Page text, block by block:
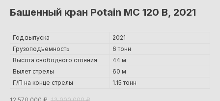
Башенный кран Potain MC 120 B, 2021
Год выпуска
2021
Грузоподъемность
6 тонн
Высота свободного стояния
44 м
Вылет стрелы
60 м
Г/П на конце стрелы
1.15 тонн